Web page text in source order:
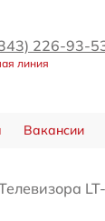
226-93-
линия
Вакансии